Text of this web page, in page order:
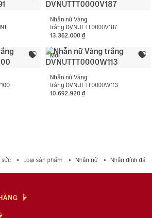
Nhẫn nữ Vàng
trắng DVNUTTT0000V187
13.362.000 đ
Mới
Nhẫn nữ Vàng
trắng DVNUTTT0000W113
10.692.920 đ
sức Loại sản phẩm Nhẫn nữ Nhẫn đính đá